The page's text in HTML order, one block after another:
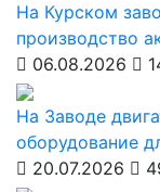
На Курском
производство
06.08.2026
На Заводе
оборудование
20.07.2026